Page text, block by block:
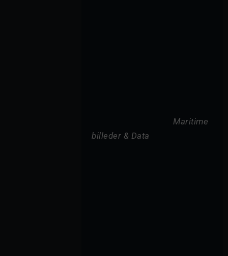
Maritime
billeder & Data